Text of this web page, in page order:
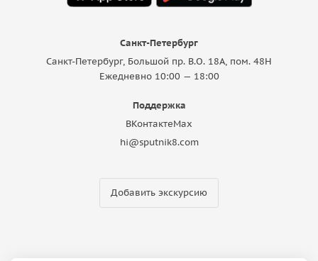
Санкт-Петербург
Санкт-Петербург, Большой пр. В.О. 18A, пом. 48Н
Ежедневно 10:00 — 18:00
Поддержка
ВКонтактеMax
hi@sputnik8.com
Добавить экскурсию